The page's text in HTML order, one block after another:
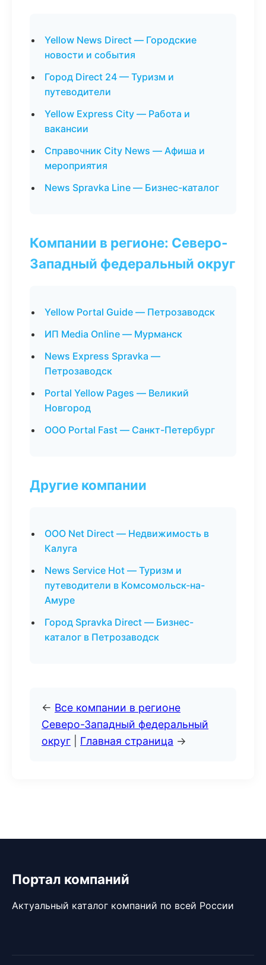
Yellow News Direct — Городские
новости и события
Город Direct 24 — Туризм и
путеводители
Yellow Express City — Работа и
вакансии
Справочник City News — Афиша и
мероприятия
News Spravka Line — Бизнес-каталог
Компании в регионе: Северо-
Западный федеральный округ
Yellow Portal Guide — Петрозаводск
ИП Media Online — Мурманск
News Express Spravka —
Петрозаводск
Portal Yellow Pages — Великий
Новгород
ООО Portal Fast — Санкт-Петербург
Другие компании
ООО Net Direct — Недвижимость в
Калуга
News Service Hot — Туризм и
путеводители в Комсомольск-на-
Амуре
Город Spravka Direct — Бизнес-
каталог в Петрозаводск
← Все компании в регионе
Северо-Западный федеральный
округ
Главная страница →
Портал компаний
Актуальный каталог компаний по всей России